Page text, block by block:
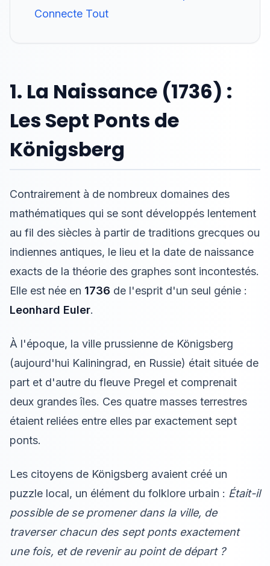
Connecte Tout
1. La Naissance (1736) :
Les Sept Ponts de
Königsberg
Contrairement à de nombreux domaines des
mathématiques qui se sont développés lentement
au fil des siècles à partir de traditions grecques ou
indiennes antiques, le lieu et la date de naissance
exacts de la théorie des graphes sont incontestés.
Elle est née en 1736 de l'esprit d'un seul génie :
Leonhard Euler.
À l'époque, la ville prussienne de Königsberg
(aujourd'hui Kaliningrad, en Russie) était située de
part et d'autre du fleuve Pregel et comprenait
deux grandes îles. Ces quatre masses terrestres
étaient reliées entre elles par exactement sept
ponts.
Les citoyens de Königsberg avaient créé un
puzzle local, un élément du folklore urbain : Était-il
possible de se promener dans la ville, de
traverser chacun des sept ponts exactement
une fois, et de revenir au point de départ ?